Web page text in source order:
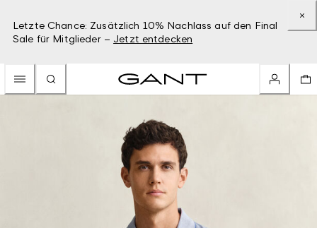
Letzte Chance: Zusätzlich 10% Nachlass auf den Final
Sale für Mitglieder – Jetzt entdecken